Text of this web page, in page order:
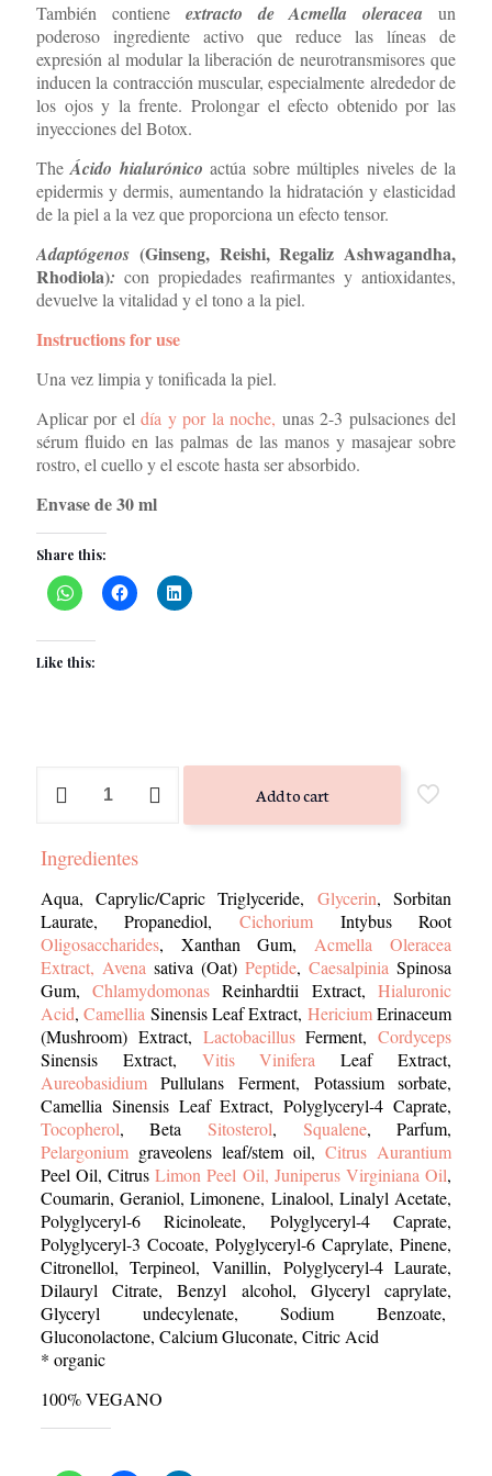
También contieneextracto de Acmella oleracea un
poderoso ingrediente activo que reduce las líneas de
expresión al modular la liberación de neurotransmisores que
inducen la contracción muscular, especialmente alrededor de
los ojos y la frente. Prolongar el efecto obtenido por las
inyecciones del Botox.
The Ácido hialurónico actúa sobre múltiples niveles de la
epidermis y dermis, aumentando la hidratación y elasticidad
de la piel a la vez que proporciona un efecto tensor.
Adaptógenos (Ginseng, Reishi, Regaliz Ashwagandha,
Rhodiola): con propiedades reafirmantes y antioxidantes,
devuelve la vitalidad y el tono a la piel.
Instructions for use
Una vez limpia y tonificada la piel.
Aplicar por el día y por la noche, unas 2-3 pulsaciones del
sérum fluido en las palmas de las manos y masajear sobre
rostro, el cuello y el escote hasta ser absorbido.
Envase de 30 ml
Share this:
Like this:
Add to cart
Ingredientes
Aqua, Caprylic/Capric Triglyceride, Glycerin, Sorbitan
Laurate, Propanediol, Cichorium Intybus Root
Oligosaccharides, Xanthan Gum, Acmella Oleracea
Extract, Avena sativa (Oat)Peptide,Caesalpinia Spinosa
Gum,Chlamydomonas Reinhardtii Extract,Hialuronic
Acid,Camellia Sinensis Leaf Extract, HericiumErinaceum
(Mushroom) Extract, LactobacillusFerment,Cordyceps
Sinensis Extract, Vitis Vinifera Leaf Extract,
AureobasidiumPullulans Ferment, Potassium sorbate,
Camellia Sinensis Leaf Extract, Polyglyceryl-4 Caprate,
Tocopherol, Beta Sitosterol, Squalene, Parfum,
Pelargoniumgraveolens leaf/stem oil,Citrus Aurantium
Peel Oil, CitrusLimon Peel Oil, Juniperus Virginiana Oil,
Coumarin, Geraniol, Limonene, Linalool, Linalyl Acetate,
Polyglyceryl-6 Ricinoleate, Polyglyceryl-4 Caprate,
Polyglyceryl-3 Cocoate, Polyglyceryl-6 Caprylate, Pinene,
Citronellol, Terpineol, Vanillin, Polyglyceryl-4 Laurate,
Dilauryl Citrate, Benzyl alcohol, Glyceryl caprylate,
Glyceryl undecylenate, Sodium Benzoate,
Gluconolactone, Calcium Gluconate, Citric Acid
* organic
100% VEGANO